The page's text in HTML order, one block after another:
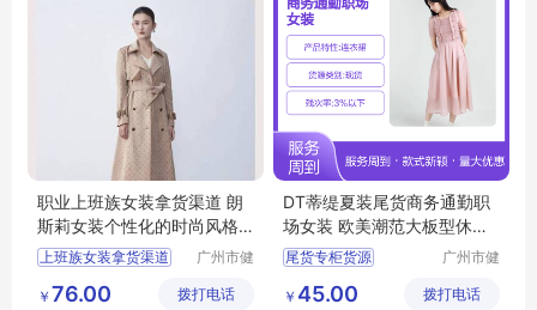
职业上班族女装拿货渠道 朗
斯莉女装个性化的时尚风格
广州服装市场
上班族女装拿货渠道
广州服装市场
广州市健
限公司
￥ 76.00 拨打电话
DT蒂缇夏装尾货商务通勤职
场女装 欧美潮范大板型休闲
风
尾货专柜货源
商务通勤职场女装
广州市健
限公司
￥ 45.00 拨打电话